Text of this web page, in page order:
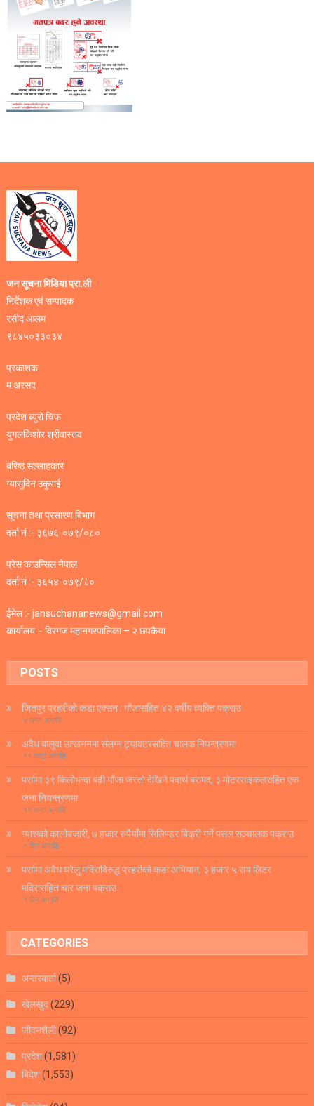
जन सूचना मिडिया प्रा.ली
निर्देशक एवं सम्पादक
रसीद आलम
९८४५०३३०३४
प्रकाशक
म.अरसद
प्रदेश ब्युरो चिफ
युगलकिशोर श्रीवास्तव
बरिष्ठ सल्लाहकार
ग्यासुदिन ठकुराई
सूचना तथा प्रसारण बिभाग
दर्ता नं :- ३६७६-०७९/०८०
प्रेस काउन्सिल नेपाल
दर्ता नं :- ३६५४-०७९/८०
ईमेल :- jansuchananews@gmail.com
कार्यालय :- विरगज महानगरपालिका – २ छपकैया
POSTS
जितपुर प्रहरीको कडा एक्सन : गाँजासहित ४२ वर्षीय व्यक्ति पक्राउ
४ घण्टा अगाडि
अवैध बालुवा उत्खननमा संलग्न ट्र्याक्टरसहित चालक नियन्त्रणमा
११ घण्टा अगाडि
पर्सामा ३९ किलोभन्दा बढी गाँजा जस्तो देखिने पदार्थ बरामद, ३ मोटरसाइकलसहित एक
जना नियन्त्रणमा
११ घण्टा अगाडि
ग्यासको कालोबजारी, ७ हजार रुपैयाँमा सिलिण्डर बिक्री गर्ने पसल सञ्चालक पक्राउ
१ दिन अगाडि
पर्सामा अवैध घरेलु मदिराविरुद्ध प्रहरीको कडा अभियान, ३ हजार ५ सय लिटर
मदिरासहित चार जना पक्राउ
१ दिन अगाडि
CATEGORIES
अन्तरबार्ता(5)
खेलखुद(229)
जीवनशैली(92)
प्रदेश(1,581)
बिदेश(1,553)